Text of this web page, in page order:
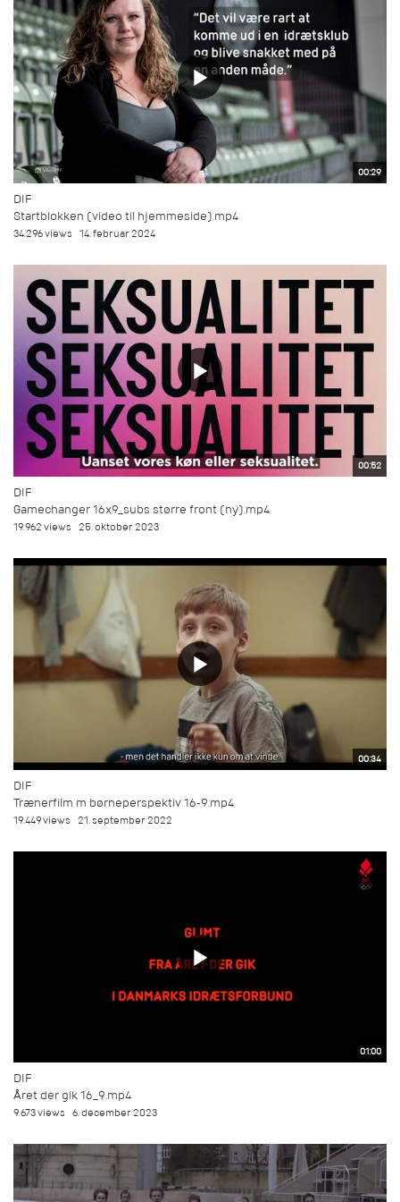
00:29
DIF
Startblokken (video til hjemmeside).mp4
34.296 views 14. februar 2024
00:52
DIF
Gamechanger 16x9_subs større front (ny).mp4
19.962 views 25. oktober 2023
00:34
DIF
Trænerfilm m børneperspektiv 16-9.mp4
19.449 views 21. september 2022
01:00
DIF
Året der gik 16_9.mp4
9.673 views 6. december 2023